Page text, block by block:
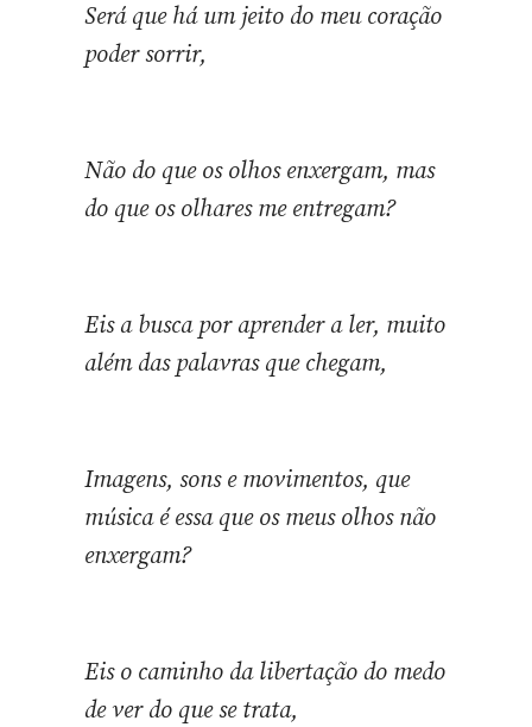
Será que há um jeito do meu coração
poder sorrir,
Não do que os olhos enxergam, mas
do que os olhares me entregam?
Eis a busca por aprender a ler, muito
além das palavras que chegam,
Imagens, sons e movimentos, que
música é essa que os meus olhos não
enxergam?
Eis o caminho da libertação do medo
de ver do que se trata,